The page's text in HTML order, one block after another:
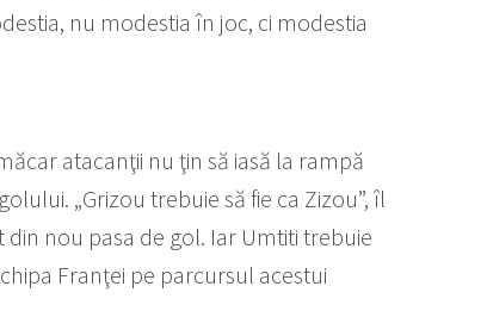
nu modestia în joc, ci modestia
atacanţii nu ţin să iasă la rampă
„Grizou trebuie să fie ca Zizou”, îl
din nou pasa de gol. Iar Umtiti trebuie
Franţei pe parcursul acestui